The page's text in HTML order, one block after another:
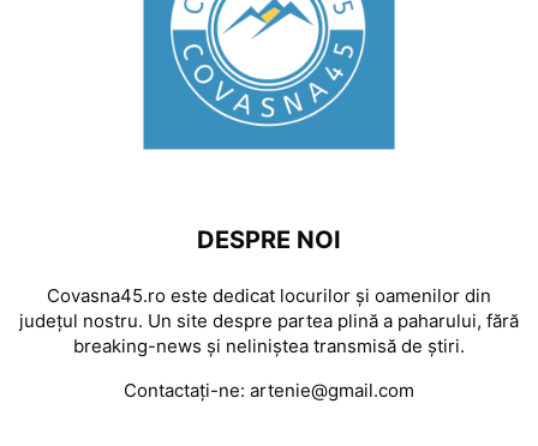
DESPRE NOI
Covasna45.ro este dedicat locurilor și oamenilor din
județul nostru. Un site despre partea plină a paharului, fără
breaking-news și neliniștea transmisă de știri.
Contactați-ne: artenie@gmail.com